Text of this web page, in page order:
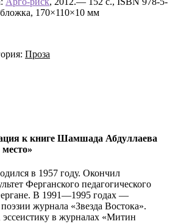
170×110×10 мм
Проза
к книге Шамшада Абдуллаева
в 1957 году. Окончил
Ферганского педагогического
В 1991—1995 годах —
журнала «Звезда Востока».
эссеистику в журналах «Митин